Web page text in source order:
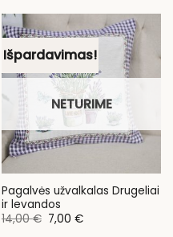
Išpardavimas!
NETURIME
Pagalvės užvalkalas Drugeliai
ir levandos
14,00€ Original
price
7,00 €Current